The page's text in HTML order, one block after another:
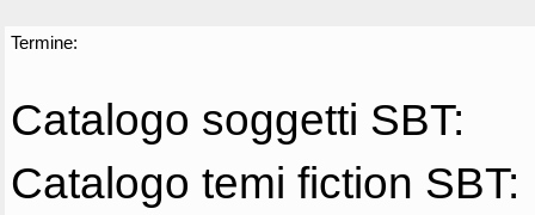
Termine:
Catalogo soggetti SBT:
Catalogo temi fiction SBT: